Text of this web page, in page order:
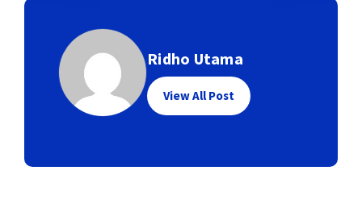
Ridho Utama
View All Post